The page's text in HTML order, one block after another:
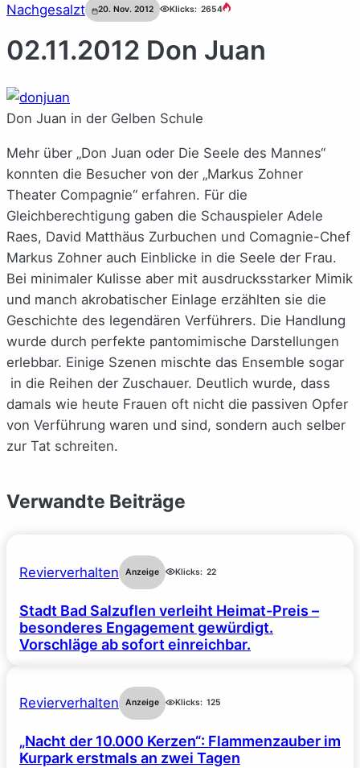
Nachgesalzt 20. Nov. 2012 Klicks: 2654
02.11.2012 Don Juan
Don Juan in der Gelben Schule
Mehr über „Don Juan oder Die Seele des Mannes“
konnten die Besucher von der „Markus Zohner
Theater Compagnie“ erfahren. Für die
Gleichberechtigung gaben die Schauspieler Adele
Raes, David Matthäus Zurbuchen und Comagnie-Chef
Markus Zohner auch Einblicke in die Seele der Frau.
Bei minimaler Kulisse aber mit ausdrucksstarker Mimik
und manch akrobatischer Einlage erzählten sie die
Geschichte des legendären Verführers. Die Handlung
wurde durch perfekte pantomimische Darstellungen
erlebbar. Einige Szenen mischte das Ensemble sogar
in die Reihen der Zuschauer. Deutlich wurde, dass
damals wie heute Frauen oft nicht die passiven Opfer
von Verführung waren und sind, sondern auch selber
zur Tat schreiten.
Verwandte Beiträge
Revierverhalten Anzeige Klicks: 22
Stadt Bad Salzuflen verleiht Heimat-Preis –
besonderes Engagement gewürdigt.
Vorschläge ab sofort einreichbar.
Revierverhalten Anzeige Klicks: 125
„Nacht der 10.000 Kerzen“: Flammenzauber im
Kurpark erstmals an zwei Tagen